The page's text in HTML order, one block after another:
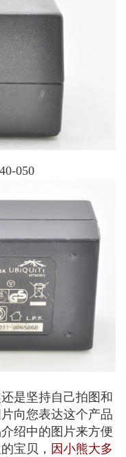
050
是坚持自己拍图和
向您表达这个产品
绍中的图片来方便
宝贝， 因小熊大多